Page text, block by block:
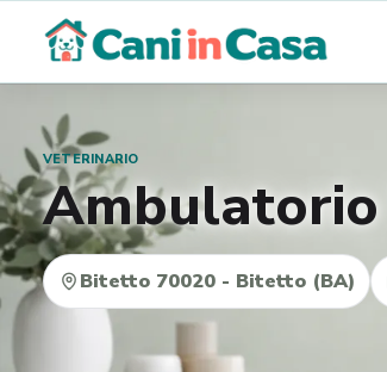
contenuto
VETERINARIO
Bitetto 70020 - Bitetto (BA)